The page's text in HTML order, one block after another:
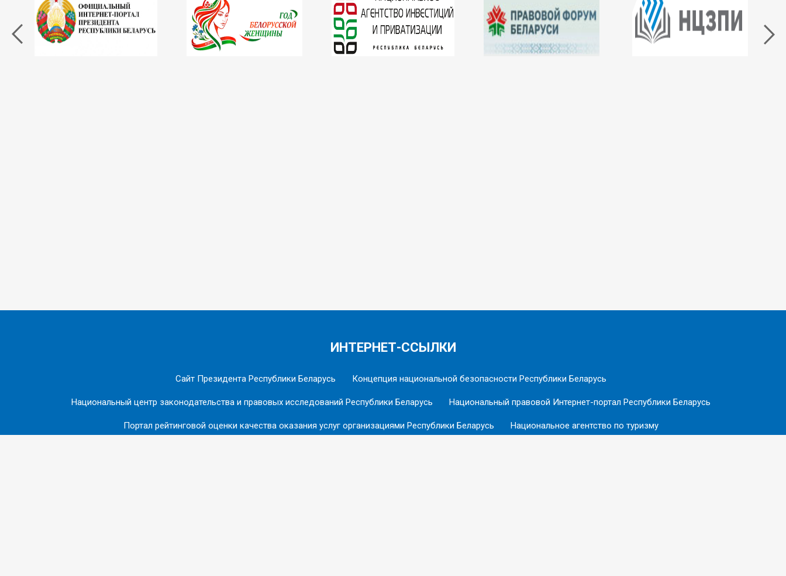
ИНТЕРНЕТ-ССЫЛКИ
Сайт Президента Республики Беларусь Концепция национальной безопасности Республики Беларусь
Национальный центр законодательства и правовых исследований Республики Беларусь Национальный правовой Интернет-портал Республики Беларусь
Портал рейтинговой оценки качества оказания услуг организациями Республики Беларусь Национальное агентство по туризму